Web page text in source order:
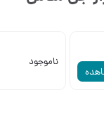
ناموجود